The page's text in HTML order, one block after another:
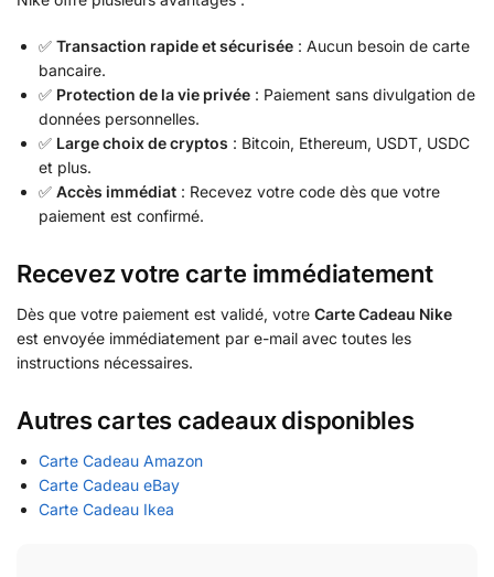
✅ Transaction rapide et sécurisée : Aucun besoin de carte
bancaire.
✅ Protection de la vie privée : Paiement sans divulgation de
données personnelles.
✅ Large choix de cryptos : Bitcoin, Ethereum, USDT, USDC
et plus.
✅ Accès immédiat : Recevez votre code dès que votre
paiement est confirmé.
Recevez votre carte immédiatement
Dès que votre paiement est validé, votre Carte Cadeau Nike
est envoyée immédiatement par e-mail avec toutes les
instructions nécessaires.
Autres cartes cadeaux disponibles
Carte Cadeau Amazon
Carte Cadeau eBay
Carte Cadeau Ikea